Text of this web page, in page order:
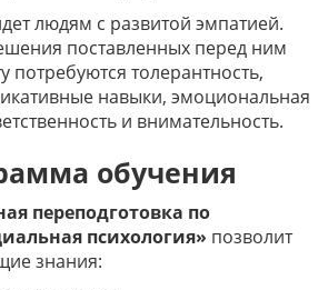
людям с развитой эмпатией.
поставленных перед ним
потребуются толерантность,
навыки, эмоциональная
и внимательность.
обучения
переподготовка по
психология» позволит
знания: